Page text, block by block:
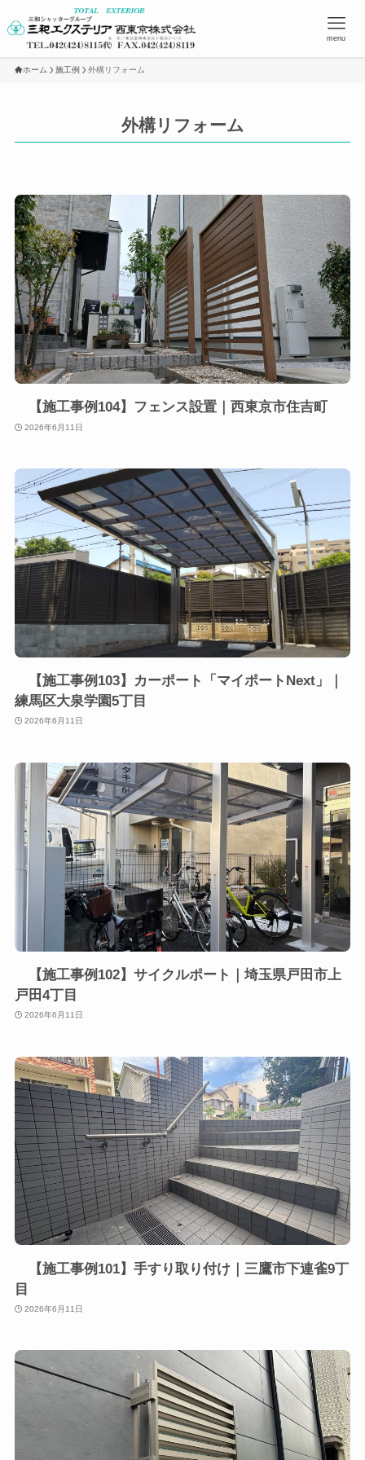
menu
ホーム 施工例 外構リフォーム
外構リフォーム
【施工事例104】フェンス設置｜西東京市住吉町
2026年6月11日
【施工事例103】カーポート「マイポートNext」｜
練馬区大泉学園5丁目
2026年6月11日
【施工事例102】サイクルポート｜埼玉県戸田市上
戸田4丁目
2026年6月11日
【施工事例101】手すり取り付け｜三鷹市下連雀9丁
目
2026年6月11日